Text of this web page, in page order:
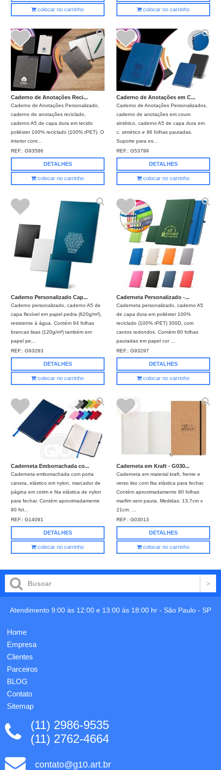
colocar no carrinho colocar no carrinho
Caderno de Anotações Reci...
Caderno de Anotações Personalizado,
caderno de anotações reciclado,
caderno A5 de capa dura em tecido
poliéster 100% reciclado (100% rPET). O
interior cont...
REF.:G93586
DETALHES
colocar no carrinho
Caderno de Anotações em C...
Caderno de Anotações Personalizados,
caderno de anotações em couro
sintético, caderno A5 de capa dura em
c. sintético e 96 folhas pautadas.
Suporte para es...
REF.:G53799
DETALHES
colocar no carrinho
Caderno Personalizado Cap...
Caderno personalizado, caderno A5 de
capa flexível em papel pedra (620g/m²),
resistente à água. Contém 64 folhas
brancas lisas (120g/m²) também em
papel pe...
REF.:G93283
DETALHES
colocar no carrinho
Caderneta Personalizado -...
Caderneta personalizado, caderno A5
de capa dura em poliéster 100%
reciclado (100% rPET) 300D, com
cantos redondos. Contém 80 folhas
pautadas em papel cor ...
REF.:G93297
DETALHES
colocar no carrinho
Caderneta Emborrachada co...
Caderneta emborrachada com porta
caneta, elástico em nylon, marcador de
página em cetim e fita elástica de nylon
para fechar. Contém aproximadamente
80 fol...
REF.:G14091
DETALHES
colocar no carrinho
Caderneta em Kraft - G030...
Caderneta em material kraft, frente e
verso liso com fita elástica para fechar.
Contém aproximadamente 80 folhas
marfim sem pauta. Medidas: 13,7cm x
21cm. ...
REF.:G03013
DETALHES
colocar no carrinho
Atendimento 9:00 às 12:00 e 13:00 às 18:00 hr - São Paulo - SP
Home
Empresa
Clientes
Parceiros
BLOG
Contato
Sitemap
(11) 2986-9535
(11) 2762-4664
contato@g10.art.br